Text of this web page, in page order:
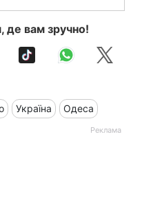
де вам зручно!
Україна Одеса